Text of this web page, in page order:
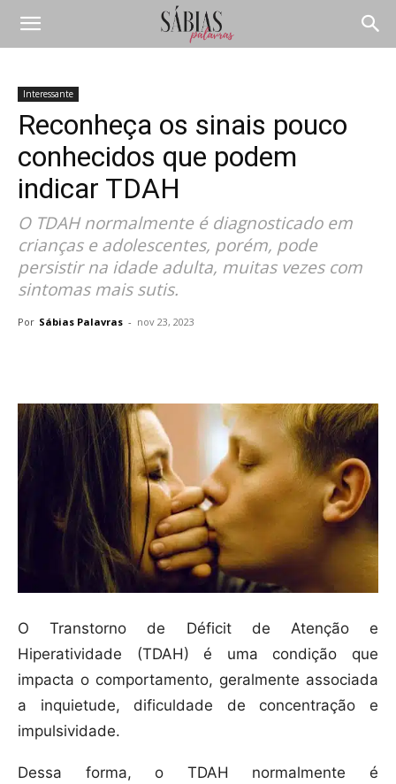
Interessante
Reconheça os sinais pouco
conhecidos que podem
indicar TDAH
O TDAH normalmente é diagnosticado em
crianças e adolescentes, porém, pode
persistir na idade adulta, muitas vezes com
sintomas mais sutis.
Por Sábias Palavras - nov 23, 2023
O Transtorno de Déficit de Atenção e
Hiperatividade (TDAH) é uma condição que
impacta o comportamento, geralmente associada
a inquietude, dificuldade de concentração e
impulsividade.
Dessa forma, o TDAH normalmente é